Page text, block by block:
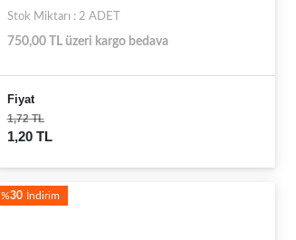
Stok Miktarı : 2 ADET
750,00 TL üzeri kargo bedava
Fiyat
1,72 TL
1,20 TL
%30 İndirim